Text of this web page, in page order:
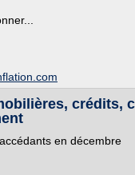
crédits,
en décembre